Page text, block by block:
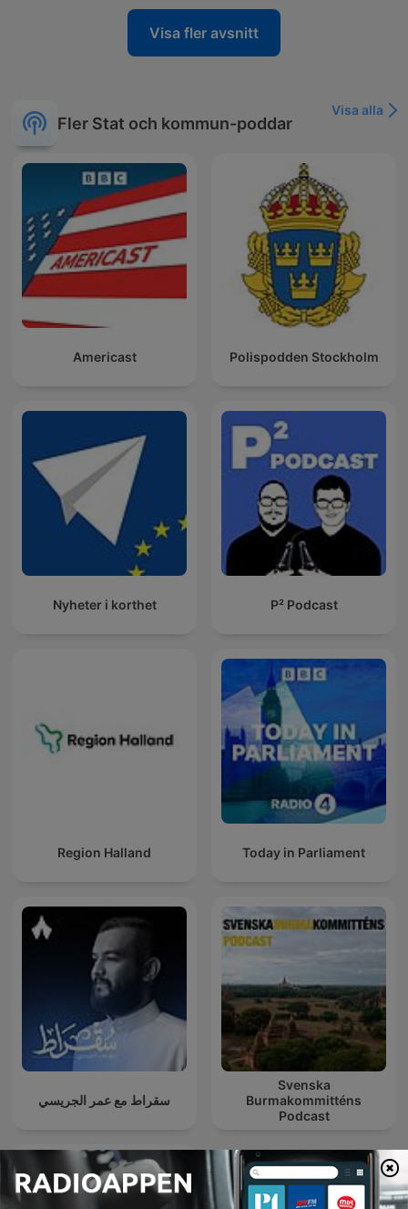
Visa fler avsnitt
Fler Stat och kommun-poddar
Visa alla
Americast Polispodden Stockholm
Nyheter i korthet P² Podcast
Region Halland Today in Parliament
سقراط مع عمر الجريسي
Svenska
Burmakommitténs
Podcast